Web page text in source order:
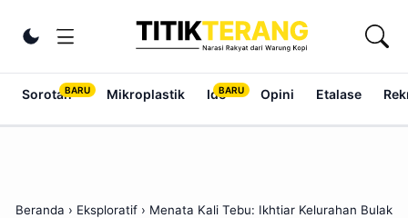
Ubah tema
Sorotan Mikroplastik Ide Opini Etalase
Beranda › Eksploratif › Menata Kali Tebu: Ikhtiar Kelurahan Bulak